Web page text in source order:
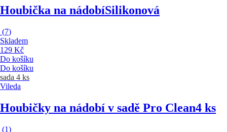
Houbička na nádobíSilikonová
(7)
Skladem
129 Kč
Do košíku
Do košíku
sada 4 ks
Vileda
Houbičky na nádobí v sadě Pro Clean4 ks
(1)